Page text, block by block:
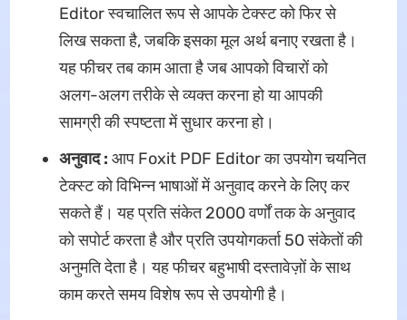
Editor स्वचालित रूप से आपके टेक्स्ट को फिर से
लिख सकता है, जबकि इसका मूल अर्थ बनाए रखता है।
यह फीचर तब काम आता है जब आपको विचारों को
अलग-अलग तरीके से व्यक्त करना हो या आपकी
सामग्री की स्पष्टता में सुधार करना हो।
अनुवाद : आप Foxit PDF Editor का उपयोग चयनित
टेक्स्ट को विभिन्न भाषाओं में अनुवाद करने के लिए कर
सकते हैं। यह प्रति संकेत 2000 वर्णों तक के अनुवाद
को सपोर्ट करता है और प्रति उपयोगकर्ता 50 संकेतों की
अनुमति देता है। यह फीचर बहुभाषी दस्तावेज़ों के साथ
काम करते समय विशेष रूप से उपयोगी है।